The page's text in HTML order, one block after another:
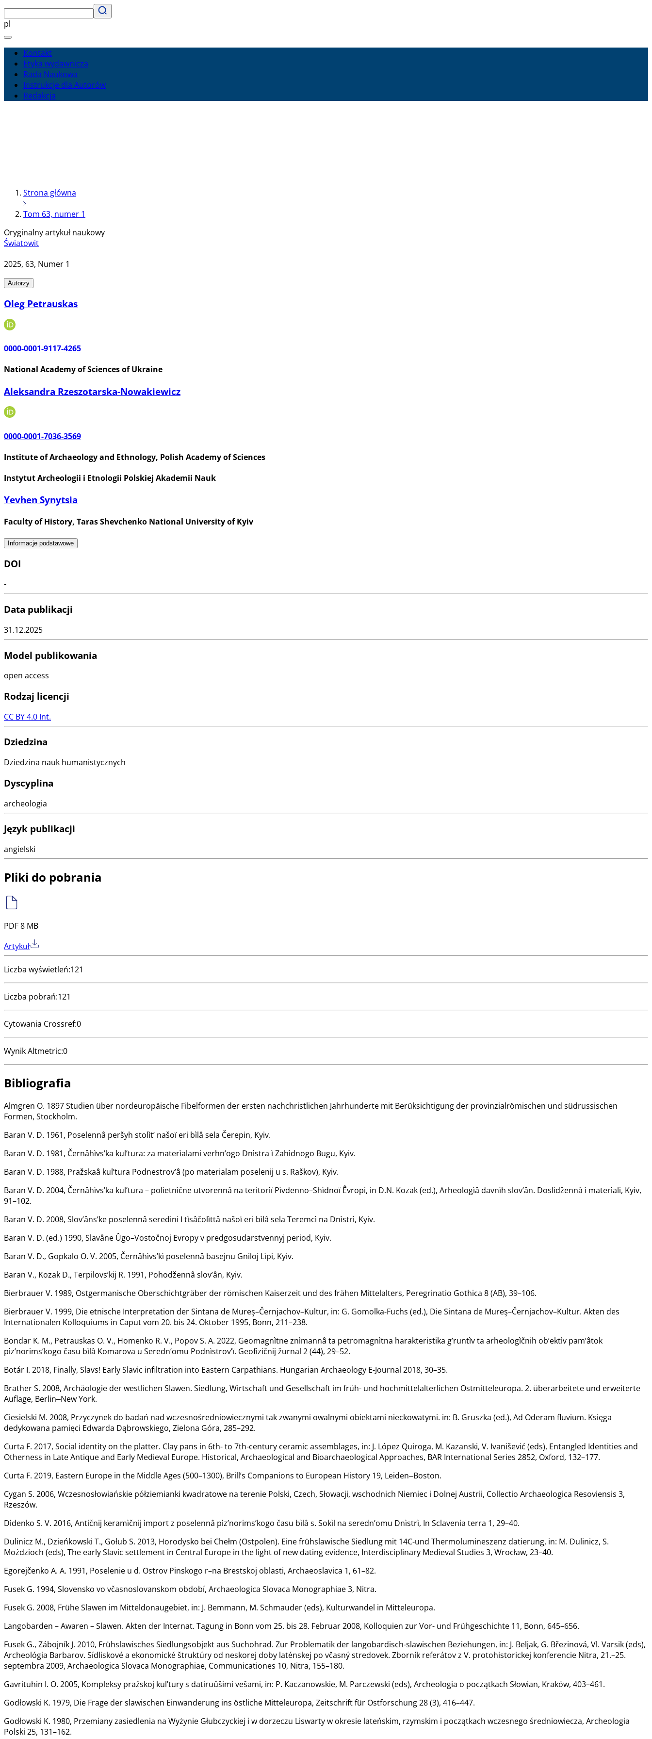
pl
Kontakt
Etyka wydawnicza
Rada Naukowa
Instrukcje dla Autorów
Redakcja
Strona główna
Tom 63, numer 1
Oryginalny artykuł naukowy
Światowit
2025, 63, Numer 1
Autorzy
Oleg Petrauskas
0000-0001-9117-4265
National Academy of Sciences of Ukraine
Aleksandra Rzeszotarska-Nowakiewicz
0000-0001-7036-3569
Institute of Archaeology and Ethnology, Polish Academy of Sciences
Instytut Archeologii i Etnologii Polskiej Akademii Nauk
Yevhen Synytsia
Faculty of History, Taras Shevchenko National University of Kyiv
Informacje podstawowe
DOI
-
Data publikacji
31.12.2025
Model publikowania
open access
Rodzaj licencji
CC BY 4.0 Int.
Dziedzina
Dziedzina nauk humanistycznych
Dyscyplina
archeologia
Język publikacji
angielski
Pliki do pobrania
PDF 8 MB
Artykuł
Liczba wyświetleń:121
Liczba pobrań:121
Cytowania Crossref:0
Wynik Altmetric:0
Bibliografia
Almgren O. 1897 Studien über nordeuropäische Fibelformen der ersten nachchristlichen Jahrhunderte mit Berüksichtigung der provinzialrömischen und südrussischen
Formen, Stockholm.
Baran V. D. 1961, Poselennâ peršyh stolìt’ našoï eri bìlâ sela Čerepin, Kyiv.
Baran V. D. 1981, Černâhìvs’ka kul’tura: za materìalami verhn’ogo Dnìstra ì Zahìdnogo Bugu, Kyiv.
Baran V. D. 1988, Pražskaâ kul’tura Podnestrov’â (po materialam poselenij u s. Raškov), Kyiv.
Baran V. D. 2004, Černâhìvs’ka kul’tura – polìetnìčne utvorennâ na teritorìï Pìvdenno–Shìdnoï Êvropi, in D.N. Kozak (ed.), Arheologìâ davnìh slov’ân. Doslìdžennâ ì materìali, Kyiv,
91–102.
Baran V. D. 2008, Slov’âns’ke poselennâ seredini I tìsâčolìttâ našoï eri bìlâ sela Teremcì na Dnìstrì, Kyiv.
Baran V. D. (ed.) 1990, Slavâne Ûgo–Vostočnoj Evropy v predgosudarstvennyj period, Kyiv.
Baran V. D., Gopkalo O. V. 2005, Černâhìvs’kì poselennâ basejnu Gniloj Lìpi, Kyiv.
Baran V., Kozak D., Terpilovs’kij R. 1991, Pohodžennâ slov’ân, Kyiv.
Bierbrauer V. 1989, Ostgermanische Oberschichtgräber der römischen Kaiserzeit und des frähen Mittelalters, Peregrinatio Gothica 8 (AB), 39–106.
Bierbrauer V. 1999, Die etnische Interpretation der Sintana de Mureş–Černjachov–Kultur, in: G. Gomolka-Fuchs (ed.), Die Sintana de Mureş–Černjachov–Kultur. Akten des
Internationalen Kolloquiums in Caput vom 20. bis 24. Oktober 1995, Bonn, 211–238.
Bondar K. M., Petrauskas O. V., Homenko R. V., Popov S. A. 2022, Geomagnìtne znìmannâ ta petromagnìtna harakteristika g’runtìv ta arheologìčnih ob’ektìv pam’âtok
pìz’norims’kogo času bìlâ Komarova u Seredn’omu Podnìstrov’ï. Geofìzičnij žurnal 2 (44), 29–52.
Botár I. 2018, Finally, Slavs! Early Slavic infiltration into Eastern Carpathians. Hungarian Archaeology E-Journal 2018, 30–35.
Brather S. 2008, Archäologie der westlichen Slawen. Siedlung, Wirtschaft und Gesellschaft im früh- und hochmittelalterlichen Ostmitteleuropa. 2. überarbeitete und erweiterte
Auflage, Berlin‒New York.
Ciesielski M. 2008, Przyczynek do badań nad wczesnośredniowiecznymi tak zwanymi owalnymi obiektami nieckowatymi. in: B. Gruszka (ed.), Ad Oderam fluvium. Księga
dedykowana pamięci Edwarda Dąbrowskiego, Zielona Góra, 285–292.
Curta F. 2017, Social identity on the platter. Clay pans in 6th- to 7th-century ceramic assemblages, in: J. López Quiroga, M. Kazanski, V. Ivanišević (eds), Entangled Identities and
Otherness in Late Antique and Early Medieval Europe. Historical, Archaeological and Bioarchaeological Approaches, BAR International Series 2852, Oxford, 132–177.
Curta F. 2019, Eastern Europe in the Middle Ages (500–1300), Brill’s Companions to European History 19, Leiden‒Boston.
Cygan S. 2006, Wczesnosłowiańskie półziemianki kwadratowe na terenie Polski, Czech, Słowacji, wschodnich Niemiec i Dolnej Austrii, Collectio Archaeologica Resoviensis 3,
Rzeszów.
Dìdenko S. V. 2016, Antičnij keramìčnij ìmport z poselennâ pìz’norims’kogo času bìlâ s. Sokìl na seredn’omu Dnìstrì, In Sclavenia terra 1, 29–40.
Dulinicz M., Dzieńkowski T., Gołub S. 2013, Horodysko bei Chełm (Ostpolen). Eine frühslawische Siedlung mit 14C-und Thermolumineszenz datierung, in: M. Dulinicz, S.
Moździoch (eds), The early Slavic settlement in Central Europe in the light of new dating evidence, Interdisciplinary Medieval Studies 3, Wrocław, 23–40.
Egorejčenko A. A. 1991, Poselenie u d. Ostrov Pinskogo r–na Brestskoj oblasti, Archaeoslavica 1, 61–82.
Fusek G. 1994, Slovensko vo včasnoslovanskom období, Archaeologica Slovaca Monographiae 3, Nitra.
Fusek G. 2008, Frühe Slawen im Mitteldonaugebiet, in: J. Bemmann, M. Schmauder (eds), Kulturwandel in Mitteleuropa.
Langobarden – Awaren – Slawen. Akten der Internat. Tagung in Bonn vom 25. bis 28. Februar 2008, Kolloquien zur Vor- und Frühgeschichte 11, Bonn, 645–656.
Fusek G., Zábojník J. 2010, Frühslawisches Siedlungsobjekt aus Suchohrad. Zur Problematik der langobardisch-slawischen Beziehungen, in: J. Beljak, G. Březinová, Vl. Varsik (eds),
Archeológia Barbarov. Sídliskové a ekonomické štruktúry od neskorej doby laténskej po včasný stredovek. Zborník referátov z V. protohistorickej konferencie Nitra, 21.–25.
septembra 2009, Archaeologica Slovaca Monographiae, Communicationes 10, Nitra, 155–180.
Gavrituhin I. O. 2005, Kompleksy pražskoj kul’tury s datiruûŝimi veŝami, in: P. Kaczanowskie, M. Parczewski (eds), Archeologia o początkach Słowian, Kraków, 403–461.
Godłowski K. 1979, Die Frage der slawischen Einwanderung ins östliche Mitteleuropa, Zeitschrift für Ostforschung 28 (3), 416–447.
Godłowski K. 1980, Przemiany zasiedlenia na Wyżynie Głubczyckiej i w dorzeczu Liswarty w okresie lateńskim, rzymskim i początkach wczesnego średniowiecza, Archeologia
Polski 25, 131–162.